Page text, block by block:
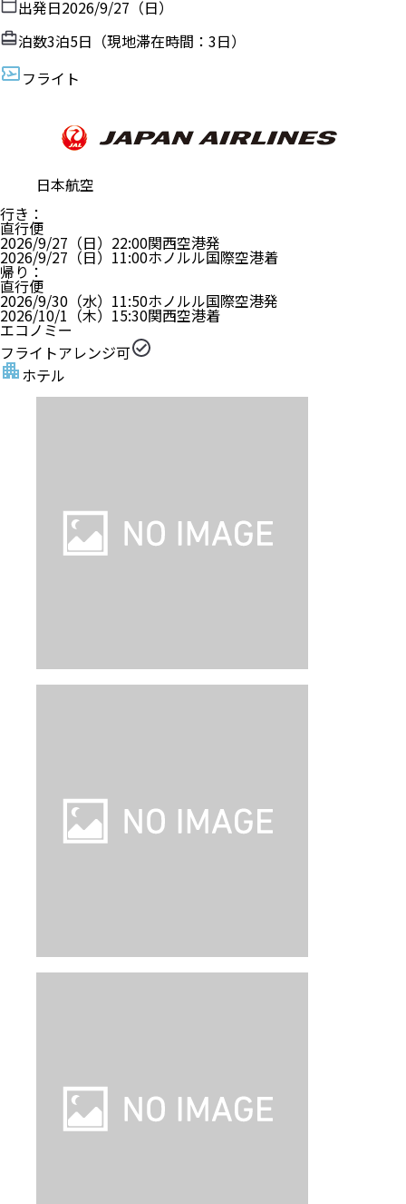
出発日2026/9/27（日）
泊数3泊5日（現地滞在時間： 3日）
フライト
日本航空
行き ：
直行便
2026/9/27（日） 22:00関西空港発
2026/9/27（日） 11:00ホノルル国際空港着
帰り ：
直行便
2026/9/30（水） 11:50ホノルル国際空港発
2026/10/1（木） 15:30関西空港着
エコノミー
フライトアレンジ可
ホテル